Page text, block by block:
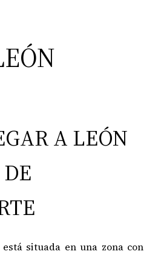
A LEÓN
situada en una zona con